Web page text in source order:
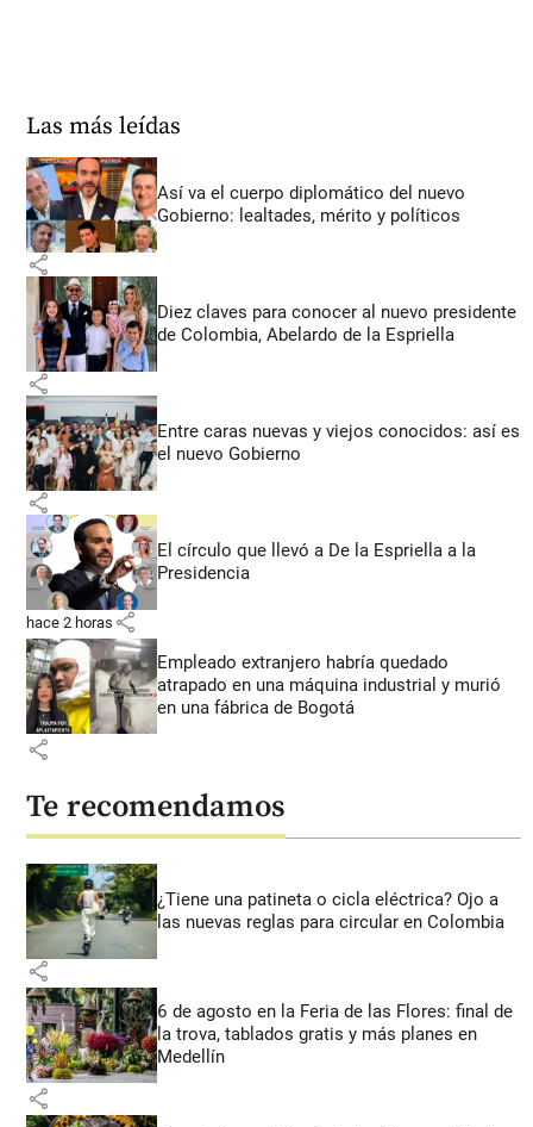
Las más leídas
Así va el cuerpo diplomático del nuevo
Gobierno: lealtades, mérito y políticos
share
Diez claves para conocer al nuevo presidente
de Colombia, Abelardo de la Espriella
share
Entre caras nuevas y viejos conocidos: así es
el nuevo Gobierno
share
El círculo que llevó a De la Espriella a la
Presidencia
hace 2 horas share
Empleado extranjero habría quedado
atrapado en una máquina industrial y murió
en una fábrica de Bogotá
share
Te recomendamos
¿Tiene una patineta o cicla eléctrica? Ojo a
las nuevas reglas para circular en Colombia
share
6 de agosto en la Feria de las Flores: final de
la trova, tablados gratis y más planes en
Medellín
share